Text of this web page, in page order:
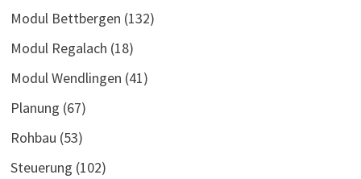
Modul Bettbergen (132)
Modul Regalach (18)
Modul Wendlingen (41)
Planung (67)
Rohbau (53)
Steuerung (102)